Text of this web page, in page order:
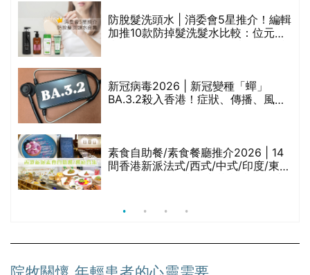
防脫髮洗頭水 | 消委會5星推介！編輯
加推10款防掉髮洗髮水比較：位元
新冠病毒2026 | 新冠變種「蟬」
BA.3.2殺入香港！症狀、傳播、風險
素食自助餐/素食餐廳推介2026 | 14
間香港新派法式/西式/中式/印度/東南